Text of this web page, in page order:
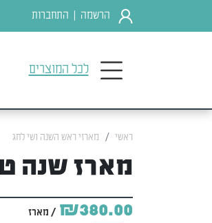
הרשמה התחברות
לכל המוצרים
ראשי מארזי ראש השנה ושי לחג
מארז שנה
₪380.00 / מארז